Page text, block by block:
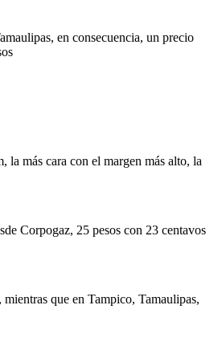
en consecuencia, un precio
la más cara con el margen más alto, la
Corpogaz, 25 pesos con 23 centavos
mientras que en Tampico, Tamaulipas,